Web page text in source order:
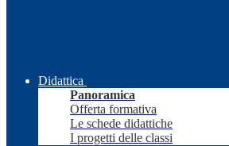
Didattica
Panoramica
Offerta formativa
Le schede didattiche
I progetti delle classi